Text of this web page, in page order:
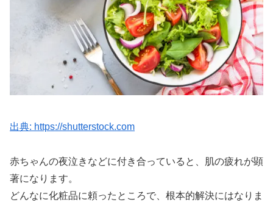
出典: https://shutterstock.com
赤ちゃんの夜泣きなどに付き合っていると、肌の疲れが顕
著になります。
どんなに化粧品に頼ったところで、根本的解決にはなりま